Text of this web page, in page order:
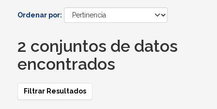
Ordenar por
2 conjuntos de datos
encontrados
Filtrar Resultados